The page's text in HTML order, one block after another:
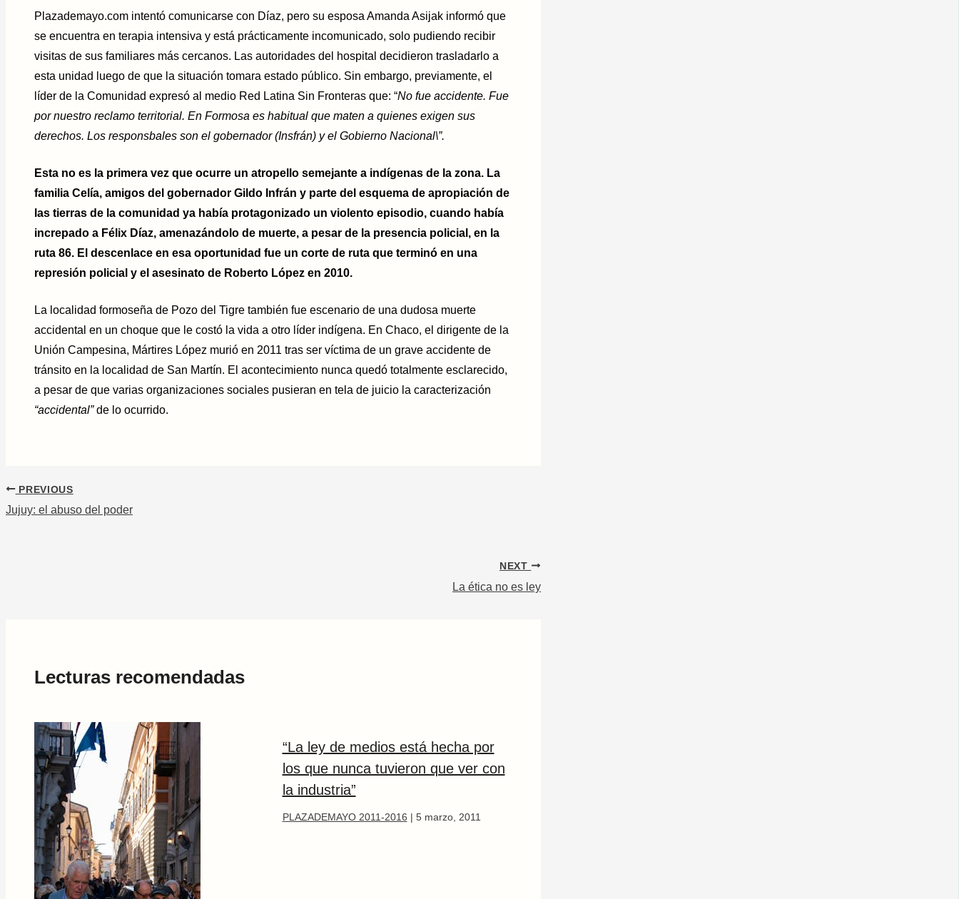
Plazademayo.com intentó comunicarse con Díaz, pero su esposa Amanda Asijak informó que
se encuentra en terapia intensiva y está prácticamente incomunicado, solo pudiendo recibir
visitas de sus familiares más cercanos. Las autoridades del hospital decidieron trasladarlo a
esta unidad luego de que la situación tomara estado público. Sin embargo, previamente, el
líder de la Comunidad expresó al medio Red Latina Sin Fronteras que: “No fue accidente. Fue
por nuestro reclamo territorial. En Formosa es habitual que maten a quienes exigen sus
derechos. Los responsbales son el gobernador (Insfrán) y el Gobierno Nacional\”.
Esta no es la primera vez que ocurre un atropello semejante a indígenas de la zona. La
familia Celía, amigos del gobernador Gildo Infrán y parte del esquema de apropiación de
las tierras de la comunidad ya había protagonizado un violento episodio, cuando había
increpado a Félix Díaz, amenazándolo de muerte, a pesar de la presencia policial, en la
ruta 86. El descenlace en esa oportunidad fue un corte de ruta que terminó en una
represión policial y el asesinato de Roberto López en 2010.
La localidad formoseña de Pozo del Tigre también fue escenario de una dudosa muerte
accidental en un choque que le costó la vida a otro líder indígena. En Chaco, el dirigente de la
Unión Campesina, Mártires López murió en 2011 tras ser víctima de un grave accidente de
tránsito en la localidad de San Martín. El acontecimiento nunca quedó totalmente esclarecido,
a pesar de que varias organizaciones sociales pusieran en tela de juicio la caracterización
“accidental”de lo ocurrido.
PREVIOUS
Jujuy: el abuso del poder
NEXT
La ética no es ley
Lecturas recomendadas
“La ley de medios está hecha por
los que nunca tuvieron que ver con
la industria”
PLAZADEMAYO 2011-2016 | 5 marzo, 2011